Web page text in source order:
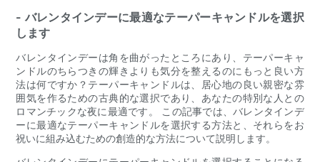
- バレンタインデーに最適なテーパーキャンドルを選択
します
バレンタインデーは角を曲がったところにあり、テーパーキャ
ンドルのちらつきの輝きよりも気分を整えるのにもっと良い方
法は何ですか？テーパーキャンドルは、居心地の良い親密な雰
囲気を作るための古典的な選択であり、あなたの特別な人との
ロマンチックな夜に最適です。 この記事では、バレンタインデ
ーに最適なテーパーキャンドルを選択する方法と、それらをお
祝いに組み込むための創造的な方法について説明します。